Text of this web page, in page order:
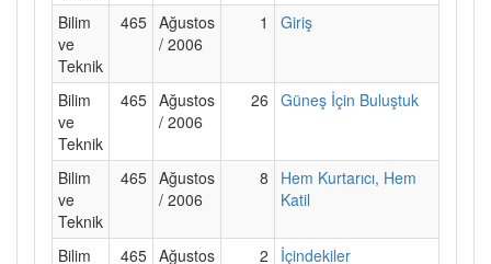
Bilim
ve
Teknik
465 Ağustos
/ 2006
1 Giriş
Bilim
ve
Teknik
465 Ağustos
/ 2006
26 Güneş İçin Buluştuk
Bilim
ve
Teknik
465 Ağustos
/ 2006
8
Hem Kurtarıcı, Hem
Katil
Bilim 465 Ağustos 2 İçindekiler